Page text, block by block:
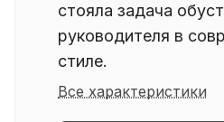
стояла задача
руководителя в
стиле.
Все характеристики